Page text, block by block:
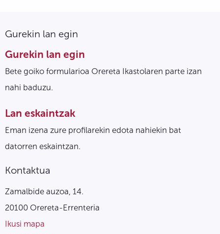
Gurekin lan egin
Gurekin lan egin
Bete goiko formularioa Orereta Ikastolaren parte izan
nahi baduzu.
Lan eskaintzak
Eman izena zure profilarekin edota nahiekin bat
datorren eskaintzan.
Kontaktua
Zamalbide auzoa, 14.
20100 Orereta-Errenteria
Ikusi mapa